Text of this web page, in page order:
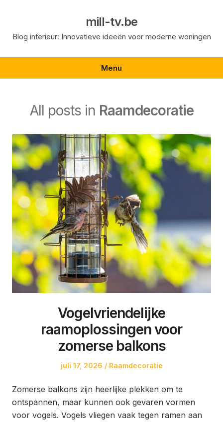
content
mill-tv.be
Blog interieur: Innovatieve ideeën voor moderne woningen
Menu
All posts in Raamdecoratie
Vogelvriendelijke
raamoplossingen voor
zomerse balkons
Posted
juli 17, 2026
Posted
Raamdecoratie
Zomerse balkons zijn heerlijke plekken om te
ontspannen, maar kunnen ook gevaren vormen
voor vogels. Vogels vliegen vaak tegen ramen aan